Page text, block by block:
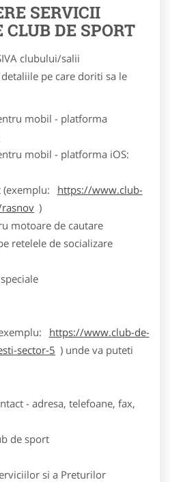
SERVICII
CLUB DE SPORT
clubului/salii
pe care doriti sa le
mobil - platforma
mobil - platforma iOS:
https://www.club-
)
de cautare
de socializare
https://www.club-de-
sector-5 ) unde va puteti
- adresa, telefoane, fax,
de sport
si a Preturilor